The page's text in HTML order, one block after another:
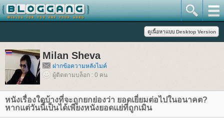
Milan Sheva
ฝากข้อความหลังไมค์
ผู้ติดตามบล็อก : 0 คน
หนังเรื่องใดบ้างที่จะถูกยกย่องว่า ยอดเยี่ยมต่อไปในอนาคต?
หากแต่วันนี้เป็นได้เพียงหนังยอดแย่ที่ถูกเมิน